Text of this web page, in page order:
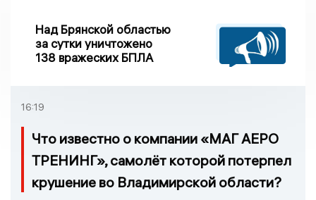
Над Брянской областью
за сутки уничтожено
138 вражеских БПЛА
16:19
Что известно о компании «МАГ АЕРО
ТРЕНИНГ», самолёт которой потерпел
крушение во Владимирской области?